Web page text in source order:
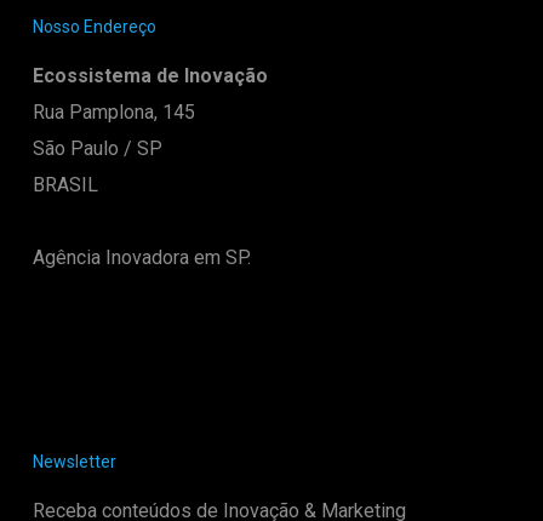
Nosso Endereço
Ecossistema de Inovação
Rua Pamplona, 145
São Paulo / SP
BRASIL
Agência Inovadora em SP.
Newsletter
Receba conteúdos de Inovação & Marketing